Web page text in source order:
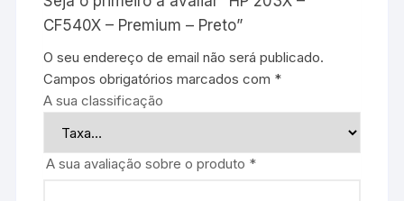
CF540X – Premium – Preto”
O seu endereço de email não será publicado.
Campos obrigatórios marcados com *
A sua classificação
A sua avaliação sobre o produto *